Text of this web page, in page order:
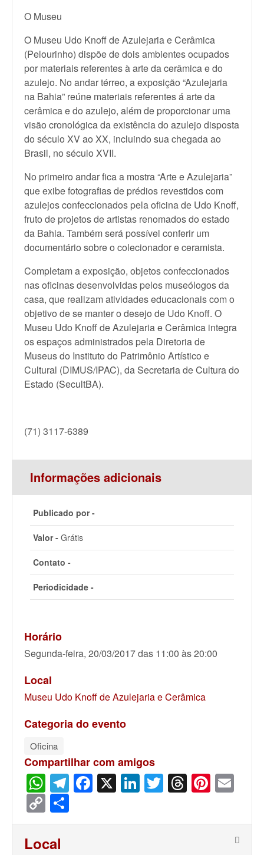
O Museu
O Museu Udo Knoff de Azulejaria e Cerâmica
(Pelourinho) dispõe de dois ambientes ocupados
por materiais referentes à arte da cerâmica e do
azulejo. No andar térreo, a exposição “Azulejaria
na Bahia” reúne materiais referentes á arte da
cerâmica e do azulejo, além de proporcionar uma
visão cronológica da existência do azulejo disposta
do século XV ao XX, incluindo sua chegada ao
Brasil, no século XVII.
No primeiro andar fica a mostra “Arte e Azulejaria”
que exibe fotografias de prédios revestidos com
azulejos confeccionados pela oficina de Udo Knoff,
fruto de projetos de artistas renomados do estado
da Bahia. Também será possível conferir um
documentário sobre o colecionador e ceramista.
Completam a exposição, objetos confeccionados
nas oficinas desenvolvidas pelos museólogos da
casa, que realizam atividades educacionais com o
objetivo de se manter o desejo de Udo Knoff. O
Museu Udo Knoff de Azulejaria e Cerâmica integra
os espaços administrados pela Diretoria de
Museus do Instituto do Patrimônio Artístico e
Cultural (DIMUS/IPAC), da Secretaria de Cultura do
Estado (SecultBA).
(71) 3117-6389
Informações adicionais
Publicado por -
Valor - Grátis
Contato -
Periodicidade -
Horário
Segunda-feira, 20/03/2017 das 11:00 às 20:00
Local
Museu Udo Knoff de Azulejaria e Cerâmica
Categoria do evento
Oficina
Compartilhar com amigos
WhatsApp
Telegram
Facebook
X LinkedIn
Twitter
Threads
Copy
Link
Local